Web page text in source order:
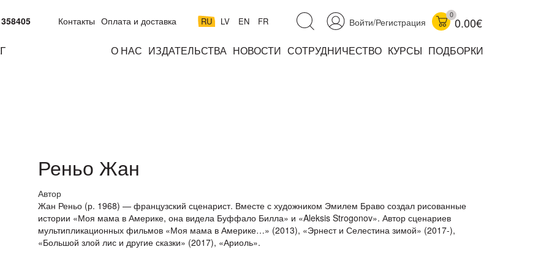
Войти/Регистрация
0
0.00€
RU LV EN FR
Контакты Оплата и доставка
О НАС ИЗДАТЕЛЬСТВА НОВОСТИ СОТРУДНИЧЕСТВО КУРСЫ ПОДБОРКИ
Реньо Жан
Автор
Жан Реньо (р. 1968) — французский сценарист. Вместе с художником Эмилем Браво создал рисованные
истории «Моя мама в Америке, она видела Буффало Билла» и «Aleksis Strogonov». Автор сценариев
мультипликационных фильмов «Моя мама в Америке…» (2013), «Эрнест и Селестина зимой» (2017-),
«Большой злой лис и другие сказки» (2017), «Ариоль».